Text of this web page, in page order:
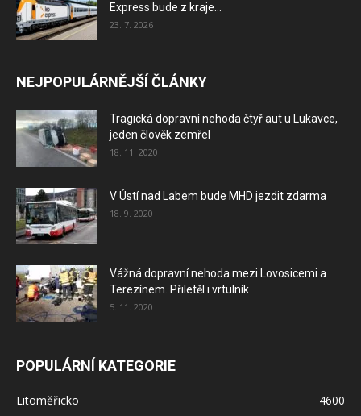
Express bude z kraje...
23. 7. 2026
NEJPOPULÁRNĚJŠÍ ČLÁNKY
Tragická dopravní nehoda čtyř aut u Lukavce,
jeden člověk zemřel
18. 11. 2020
V Ústí nad Labem bude MHD jezdit zdarma
18. 9. 2020
Vážná dopravní nehoda mezi Lovosicemi a
Terezínem. Přiletěl i vrtulník
5. 11. 2020
POPULÁRNÍ KATEGORIE
Litoměřicko
4600